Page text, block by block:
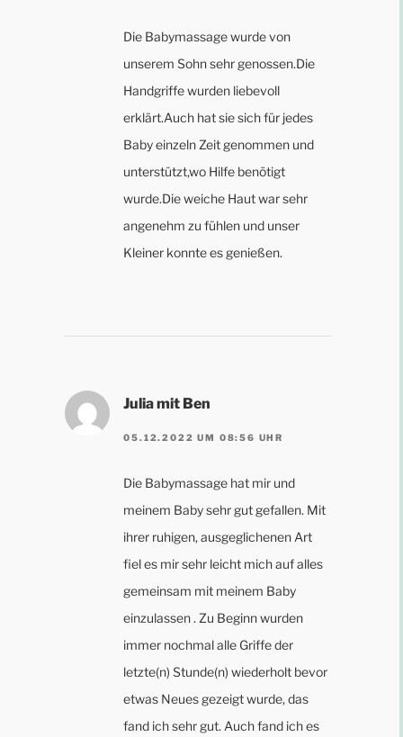
Die Babymassage wurde von
unserem Sohn sehr genossen.Die
Handgriffe wurden liebevoll
erklärt.Auch hat sie sich für jedes
Baby einzeln Zeit genommen und
unterstützt,wo Hilfe benötigt
wurde.Die weiche Haut war sehr
angenehm zu fühlen und unser
Kleiner konnte es genießen.
Julia mit Ben
05.12.2022 UM 08:56 UHR
Die Babymassage hat mir und
meinem Baby sehr gut gefallen. Mit
ihrer ruhigen, ausgeglichenen Art
fiel es mir sehr leicht mich auf alles
gemeinsam mit meinem Baby
einzulassen . Zu Beginn wurden
immer nochmal alle Griffe der
letzte(n) Stunde(n) wiederholt bevor
etwas Neues gezeigt wurde, das
fand ich sehr gut. Auch fand ich es